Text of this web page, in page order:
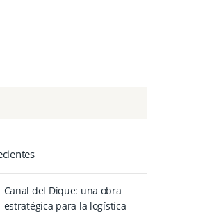
Canal del Dique: una obra
estratégica para la logística